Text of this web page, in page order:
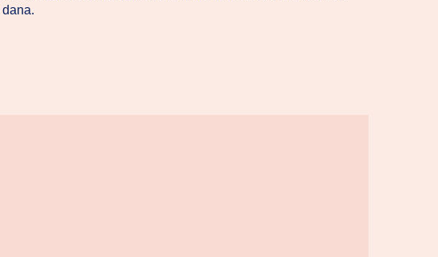
dana.